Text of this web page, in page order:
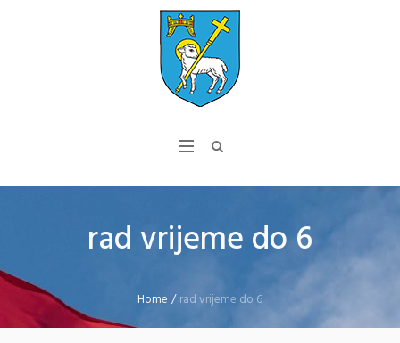
rad vrijeme do 6
Home /rad vrijeme do 6